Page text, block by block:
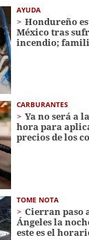
AYUDA
Hondureño
México tras
incendio;
CARBURANTES
Ya no será a
hora para
precios de los
TOME NOTA
Cierran paso
Ángeles la
este es el